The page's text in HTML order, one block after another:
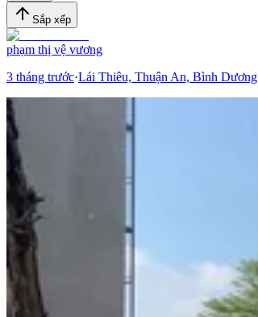
Sắp xếp
phạm thị vệ vương
3 tháng trước·Lái Thiêu, Thuận An, Bình Dương